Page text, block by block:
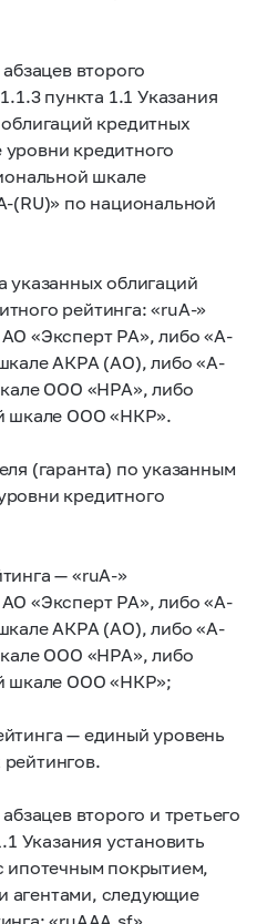
второго
пункта 1.1 Указания
кредитных
кредитного
шкале
(RU)» по национальной
указанных облигаций
рейтинга: «ruA-»
«Эксперт РА», либо «A-
АКРА (АО), либо «A-
ООО «НРА», либо
шкале ООО «НКР».
(гаранта) по указанным
кредитного
— «ruA-»
«Эксперт РА», либо «A-
АКРА (АО), либо «A-
ООО «НРА», либо
шкале ООО «НКР»;
— единый уровень
второго и третьего
Указания установить
ипотечным покрытием,
агентами, следующие